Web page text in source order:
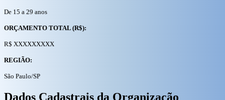
De 15 a 29 anos
ORÇAMENTO TOTAL (R$):
R$ XXXXXXXXX
REGIÃO:
São Paulo/SP
Dados Cadastrais da Organização